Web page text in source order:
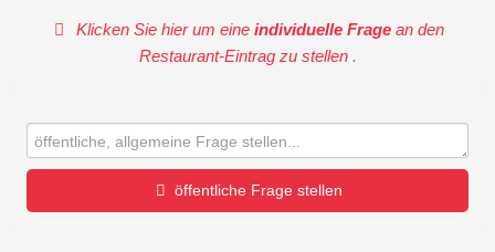
Klicken Sie hier um eineindividuelle Frage an den
Restaurant-Eintrag zu stellen .
öffentliche Frage stellen